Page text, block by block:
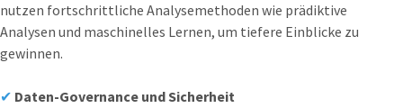
nutzen fortschrittliche Analysemethoden wie prädiktive
Analysen und maschinelles Lernen, um tiefere Einblicke zu
gewinnen.
✔ Daten-Governance und Sicherheit